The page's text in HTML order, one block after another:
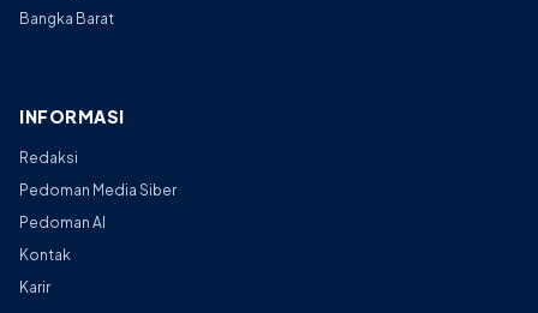
Bangka Barat
INFORMASI
Redaksi
Pedoman Media Siber
Pedoman AI
Kontak
Karir